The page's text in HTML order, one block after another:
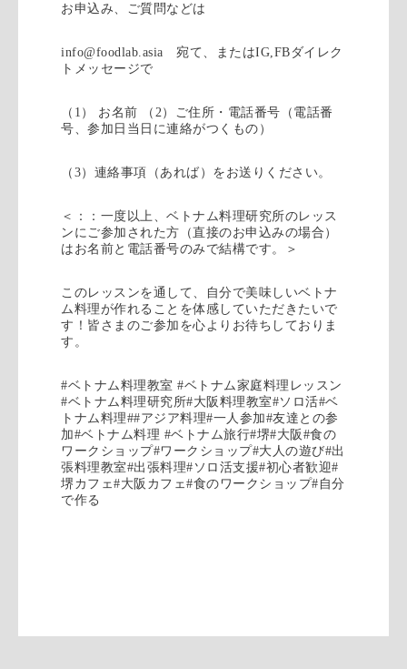
お申込み、ご質問などは
info@foodlab.asia 宛て、またはIG,FB ダイレク
トメッセージで
（ 1 ） お名前 （ 2 ）ご住所・電話番号（電話番
号、参加日当日に連絡がつくもの）
（ 3）連絡事項（あれば）をお送りください。
＜：：一度以上、ベトナム料理研究所のレッス
ンにご参加された方（直接のお申込みの場合）
はお名前と電話番号のみで結構です。＞
このレッスンを通して、自分で美味しいベトナ
ム料理が作れることを体感していただきたいで
す！皆さまのご参加を心よりお待ちしておりま
す。
#ベトナム料理教室 #ベトナム家庭料理レッスン
#ベトナム料理研究所#大阪料理教室#ソロ活#ベ
トナム料理##アジア料理#一人参加#友達との参
加#ベトナム料理 #ベトナム旅行#堺#大阪 #食の
ワークショップ#ワークショップ#大人の遊び#出
張料理教室#出張料理# ソロ活支援#初心者歓迎#
堺カフェ#大阪カフェ#食のワークショップ# 自分
で作る